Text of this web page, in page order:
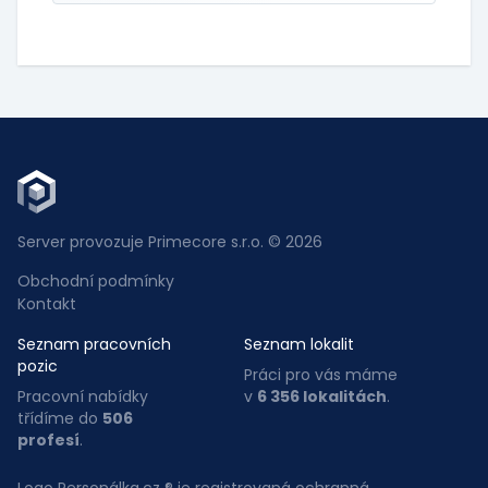
Server provozuje Primecore s.r.o. © 2026
Obchodní podmínky
Kontakt
Seznam pracovních
pozic
Pracovní nabídky
třídíme do 506
profesí.
Seznam lokalit
Práci pro vás máme
v 6 356 lokalitách.